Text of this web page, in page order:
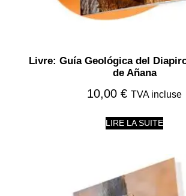
Livre: Guía Geológica del
de Añana
10,00 € TVA incluse
LIRE LA SUITE